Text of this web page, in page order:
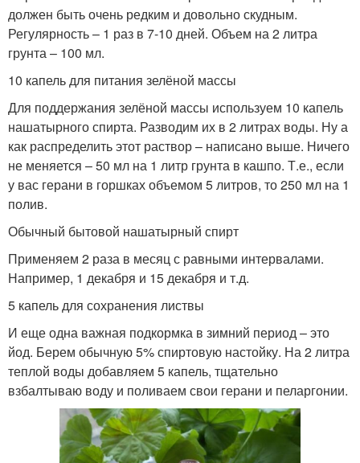
должен быть очень редким и довольно скудным.
Регулярность – 1 раз в 7-10 дней. Объем на 2 литра
грунта – 100 мл.
10 капель для питания зелёной массы
Для поддержания зелёной массы используем 10 капель
нашатырного спирта. Разводим их в 2 литрах воды. Ну а
как распределить этот раствор – написано выше. Ничего
не меняется – 50 мл на 1 литр грунта в кашпо. Т.е., если
у вас герани в горшках объемом 5 литров, то 250 мл на 1
полив.
Обычный бытовой нашатырный спирт
Применяем 2 раза в месяц с равными интервалами.
Например, 1 декабря и 15 декабря и т.д.
5 капель для сохранения листвы
И еще одна важная подкормка в зимний период – это
йод. Берем обычную 5% спиртовую настойку. На 2 литра
теплой воды добавляем 5 капель, тщательно
взбалтываю воду и поливаем свои герани и пеларгонии.